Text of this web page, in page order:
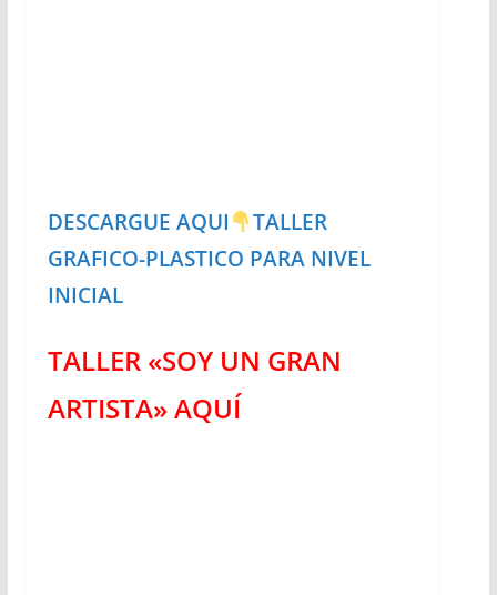
DESCARGUE AQUI
TALLER
GRAFICO-PLASTICO PARA NIVEL
INICIAL
TALLER «SOY UN GRAN
ARTISTA» AQUÍ